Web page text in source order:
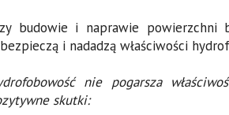
budowie i naprawie powierzchni
i nadadzą właściwości
nie pogarsza
skutki: